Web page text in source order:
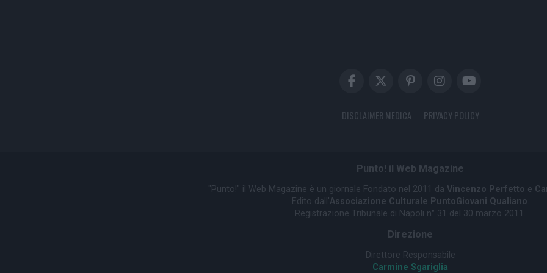
DISCLAIMER MEDICA PRIVACY POLICY
Punto! il Web Magazine
"Punto!" il Web Magazine è un giornale Fondato nel 2011 da Vincenzo Perfetto e
Edito dall'Associazione Culturale PuntoGiovani Qualiano.
Registrazione Tribunale di Napoli n° 31 del 30 marzo 2011.
Direzione
Direttore Responsabile
Carmine Sgariglia